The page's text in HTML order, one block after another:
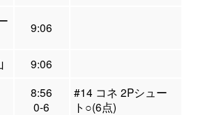
9:06
9:06
8:56
0-6
#14 コネ 2Pシュー
ト○(6点)